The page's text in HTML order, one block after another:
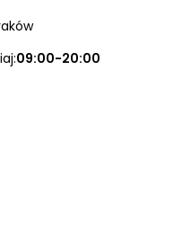
09:00-20:00